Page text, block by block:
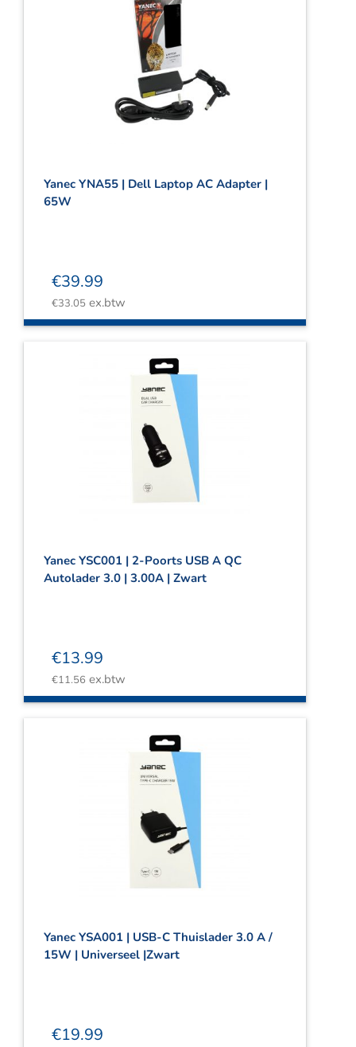
Yanec YNA55 | Dell Laptop AC Adapter |
65W
€39.99
€33.05 ex.btw
Yanec YSC001 | 2-Poorts USB A QC
Autolader 3.0 | 3.00A | Zwart
€13.99
€11.56 ex.btw
Yanec YSA001 | USB-C Thuislader 3.0 A /
15W | Universeel |Zwart
€19.99